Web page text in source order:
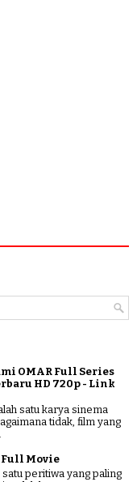
OMAR Full Series
HD 720p - Link
satu karya sinema
tidak, film yang
Full Movie
peritiwa yang paling